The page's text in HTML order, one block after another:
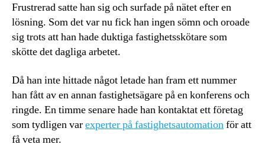
Frustrerad satte han sig och surfade på nätet efter en
lösning. Som det var nu fick han ingen sömn och oroade
sig trots att han hade duktiga fastighetsskötare som
skötte det dagliga arbetet.
Då han inte hittade något letade han fram ett nummer
han fått av en annan fastighetsägare på en konferens och
ringde. En timme senare hade han kontaktat ett företag
som tydligen varexperter på fastighetsautomationför att
få veta mer.